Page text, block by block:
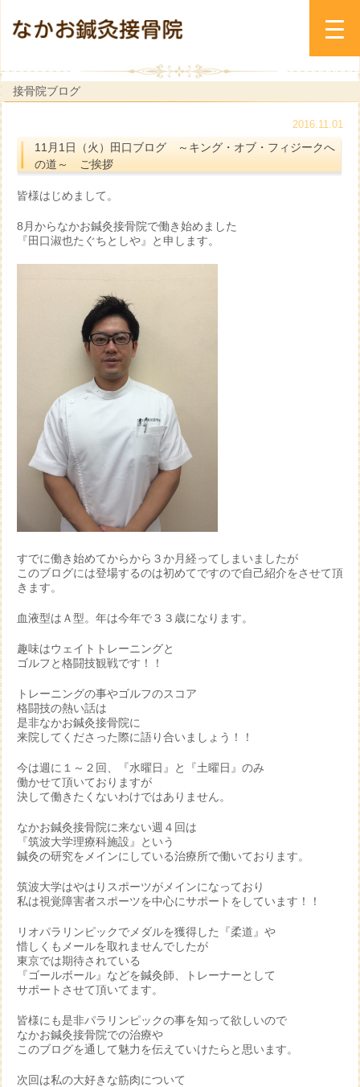
接骨院ブログ
2016.11.01
11月1日（火）田口ブログ ～キング・オブ・フィジークへ
の道～ ご挨拶
皆様はじめまして。
8月からなかお鍼灸接骨院で働き始めました
『田口淑也たぐちとしや』と申します。
すでに働き始めてからから３か月経ってしまいましたが
このブログには登場するのは初めてですので自己紹介をさせて頂
きます。
血液型はＡ型。年は今年で３３歳になります。
趣味はウェイトトレーニングと
ゴルフと格闘技観戦です！！
トレーニングの事やゴルフのスコア
格闘技の熱い話は
是非なかお鍼灸接骨院に
来院してくださった際に語り合いましょう！！
今は週に１～２回、『水曜日』と『土曜日』のみ
働かせて頂いておりますが
決して働きたくないわけではありません。
なかお鍼灸接骨院に来ない週４回は
『筑波大学理療科施設』という
鍼灸の研究をメインにしている治療所で働いております。
筑波大学はやはりスポーツがメインになっており
私は視覚障害者スポーツを中心にサポートをしています！！
リオパラリンピックでメダルを獲得した『柔道』や
惜しくもメールを取れませんでしたが
東京では期待されている
『ゴールボール』などを鍼灸師、トレーナーとして
サポートさせて頂いてます。
皆様にも是非パラリンピックの事を知って欲しいので
なかお鍼灸接骨院での治療や
このブログを通して魅力を伝えていけたらと思います。
次回は私の大好きな筋肉について